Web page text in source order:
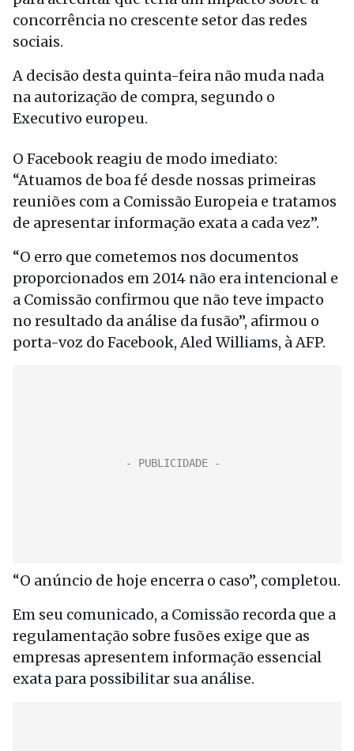
concorrência no crescente setor das redes
sociais.
A decisão desta quinta-feira não muda nada
na autorização de compra, segundo o
Executivo europeu.
O Facebook reagiu de modo imediato:
“Atuamos de boa fé desde nossas primeiras
reuniões com a Comissão Europeia e tratamos
de apresentar informação exata a cada vez”.
“O erro que cometemos nos documentos
proporcionados em 2014 não era intencional e
a Comissão confirmou que não teve impacto
no resultado da análise da fusão”, afirmou o
porta-voz do Facebook, Aled Williams, à AFP.
“O anúncio de hoje encerra o caso”, completou.
Em seu comunicado, a Comissão recorda que a
regulamentação sobre fusões exige que as
empresas apresentem informação essencial
exata para possibilitar sua análise.